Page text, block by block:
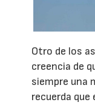
Otro de los
creencia de
siempre una
recuerda que